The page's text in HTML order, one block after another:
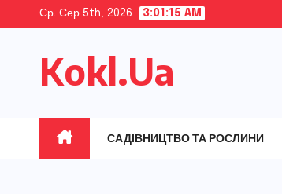
content
Ср. Сер 5th, 2026 3:01:16 AM
Kokl.Ua
САДІВНИЦТВО ТА РОСЛИНИ